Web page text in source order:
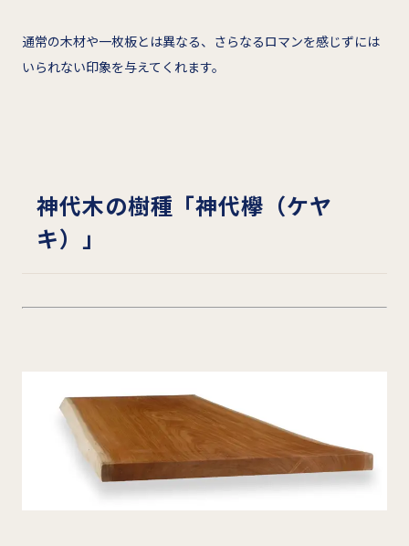
通常の木材や一枚板とは異なる、さらなるロマンを感じずには
いられない印象を与えてくれます。
神代木の樹種「神代欅（ケヤ
キ）」